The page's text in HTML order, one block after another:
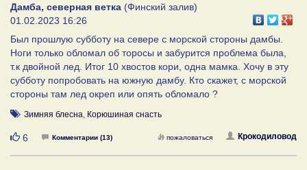
Дамба, северная ветка (Финский залив)
01.02.2023 16:26
Был прошлую субботу на севере с морской стороны дамбы.
Ноги только обломал об торосы и забурится проблема была,
т.к двойной лед. Итог 10 хвостов кори, одна мамка. Хочу в эту
субботу попробовать на южную дамбу. Кто скажет, с морской
стороны там лед окреп или опять обломало ?
Зимняя блесна, Корюшиная снасть
Нравится
6 Комментарии (13) Крокодиловод
пожаловаться